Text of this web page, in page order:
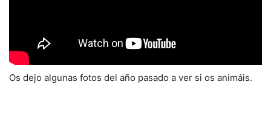
Os dejo algunas fotos del año pasado a ver si os animáis.